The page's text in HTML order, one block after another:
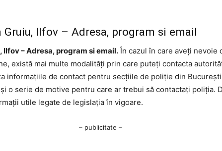
Ilfov – Adresa, program si email
Ilfov – Adresa, program si email. În cazul în care aveți nevoie
există mai multe modalități prin care puteți contacta
informațiile de contact pentru secțiile de poliție din
o serie de motive pentru care ar trebui să contactați poliția.
utile legate de legislația în vigoare.
– publicitate –